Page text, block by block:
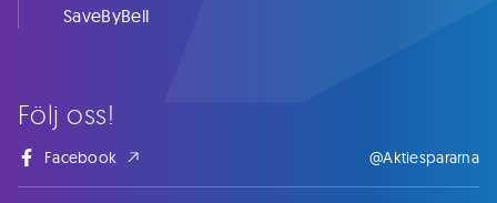
Följ oss!
Facebook @Aktiespararna
SaveByBell